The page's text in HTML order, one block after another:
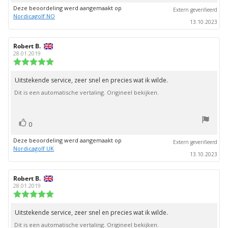
omhoog
Deze beoordeling werd aangemaakt op
Nordicagolf NO
Extern geverifieerd
13.10.2023
Auteur
van
deze
beoordeling:
Robert B.
28.01.2019
uit
5
sterren
Beoordelingstekst:
Uitstekende service, zeer snel en precies wat ik wilde.
Dit is een automatische vertaling. Origineel bekijken.
Stem
omhoog
0
Deze beoordeling werd aangemaakt op
Nordicagolf UK
Extern geverifieerd
13.10.2023
Auteur
van
deze
beoordeling:
Robert B.
28.01.2019
uit
5
sterren
Beoordelingstekst:
Uitstekende service, zeer snel en precies wat ik wilde.
Dit is een automatische vertaling. Origineel bekijken.